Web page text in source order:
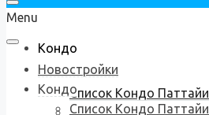
Кондо
Список Кондо Паттайи
Menu
Новостройки
Кондо
Список Кондо Паттайи